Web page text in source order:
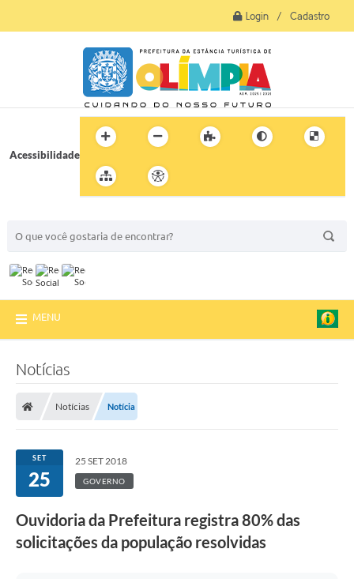
Login / Cadastro
Acessibilidade
MENU
Notícias
Notícias Notícia
SET
25
25 SET 2018
GOVERNO
Ouvidoria da Prefeitura registra 80% das
solicitações da população resolvidas